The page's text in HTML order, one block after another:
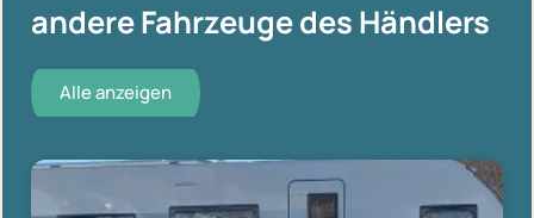
andere Fahrzeuge des Händlers
Alle anzeigen